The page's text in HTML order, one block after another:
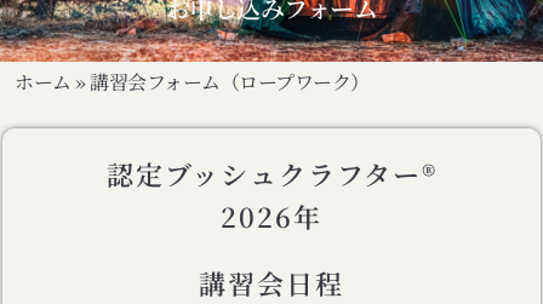
お申し込みフォーム
ホーム »講習会フォーム（ロープワーク）
認定ブッシュクラフター®
2026年
講習会日程